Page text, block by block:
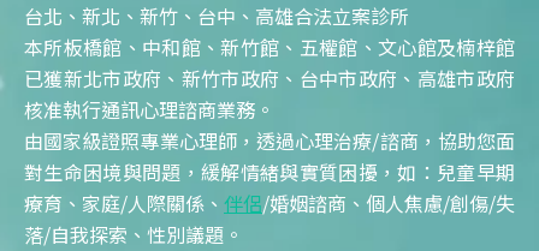
台北、新北、新竹、台中、高雄合法立案診所
本所板橋館、中和館、新竹館、五權館、文心館及楠梓館
已獲新北市政府、新竹市政府、台中市政府、高雄市政府
核准執行通訊心理諮商業務。
由國家級證照專業心理師，透過心理治療/諮商，協助您面
對生命困境與問題，緩解情緒與實質困擾，如：兒童早期
療育、家庭/人際關係、 伴侶/婚姻諮商、個人焦慮/創傷/失
落/自我探索、性別議題。